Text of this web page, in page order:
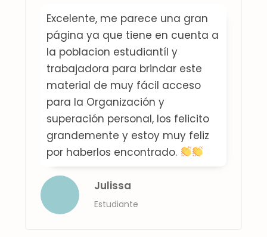
Excelente, me parece una gran
página ya que tiene en cuenta a
la poblacion estudiantíl y
trabajadora para brindar este
material de muy fácil acceso
para la Organización y
superación personal, los felicito
grandemente y estoy muy feliz
por haberlos encontrado.
Julissa
Estudiante